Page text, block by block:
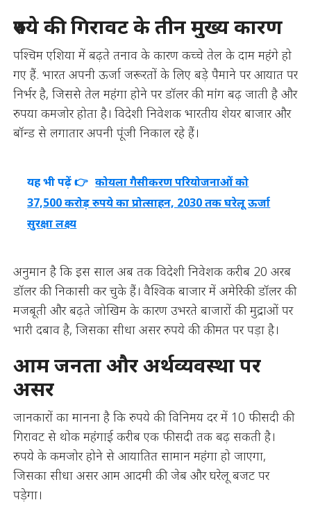
रुपये की गिरावट के तीन मुख्य कारण
पश्चिम एशिया में बढ़ते तनाव के कारण कच्चे तेल के दाम महंगे हो
गए हैं. भारत अपनी ऊर्जा जरूरतों के लिए बड़े पैमाने पर आयात पर
निर्भर है, जिससे तेल महंगा होने पर डॉलर की मांग बढ़ जाती है और
रुपया कमजोर होता है। विदेशी निवेशक भारतीय शेयर बाजार और
बॉन्ड से लगातार अपनी पूंजी निकाल रहे हैं।
यह भी पढ़ें 👉 कोयला गैसीकरण परियोजनाओं को
37,500 करोड़ रुपये का प्रोत्साहन, 2030 तक घरेलू ऊर्जा
सुरक्षा लक्ष्य
अनुमान है कि इस साल अब तक विदेशी निवेशक करीब 20 अरब
डॉलर की निकासी कर चुके हैं। वैश्विक बाजार में अमेरिकी डॉलर की
मजबूती और बढ़ते जोखिम के कारण उभरते बाजारों की मुद्राओं पर
भारी दबाव है, जिसका सीधा असर रुपये की कीमत पर पड़ा है।
आम जनता और अर्थव्यवस्था पर
असर
जानकारों का मानना है कि रुपये की विनिमय दर में 10 फीसदी की
गिरावट से थोक महंगाई करीब एक फीसदी तक बढ़ सकती है।
रुपये के कमजोर होने से आयातित सामान महंगा हो जाएगा,
जिसका सीधा असर आम आदमी की जेब और घरेलू बजट पर
पड़ेगा।